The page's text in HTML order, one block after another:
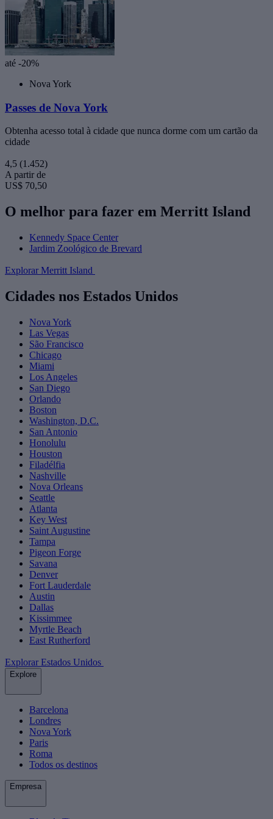
até -20%
Nova York
Passes de Nova York
Obtenha acesso total à cidade que nunca dorme com um cartão da
cidade
4,5 (1.452)
A partir de
US$ 70,50
O melhor para fazer em Merritt Island
Kennedy Space Center
Jardim Zoológico de Brevard
Explorar Merritt Island
Cidades nos Estados Unidos
Nova York
Las Vegas
São Francisco
Chicago
Miami
Los Angeles
San Diego
Orlando
Boston
Washington, D.C.
San Antonio
Honolulu
Houston
Filadélfia
Nashville
Nova Orleans
Seattle
Atlanta
Key West
Saint Augustine
Tampa
Pigeon Forge
Savana
Denver
Fort Lauderdale
Austin
Dallas
Kissimmee
Myrtle Beach
East Rutherford
Explorar Estados Unidos
Explore
Barcelona
Londres
Nova York
Paris
Roma
Todos os destinos
Empresa